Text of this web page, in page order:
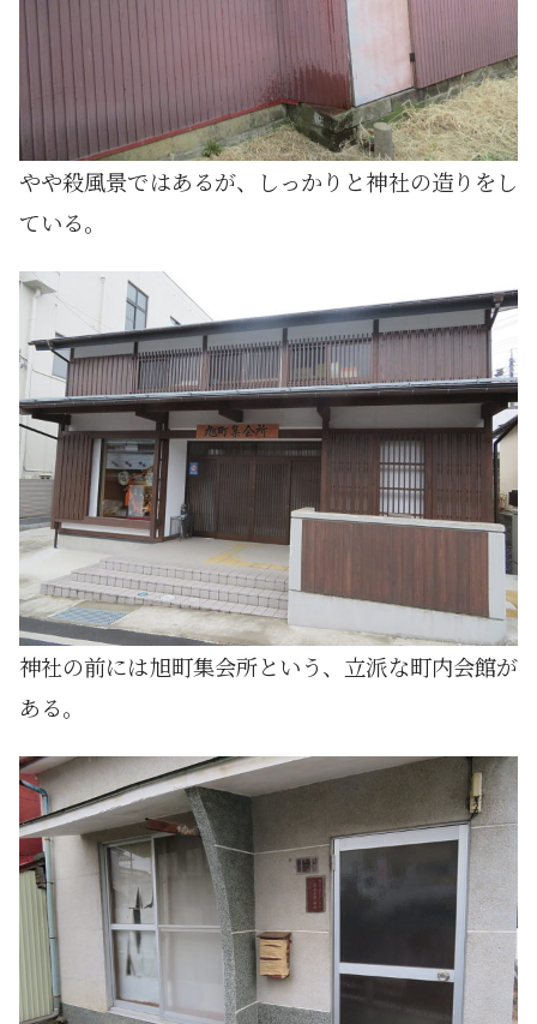
やや殺風景ではあるが、しっかりと神社の造りをし
ている。
神社の前には旭町集会所という、立派な町内会館が
ある。